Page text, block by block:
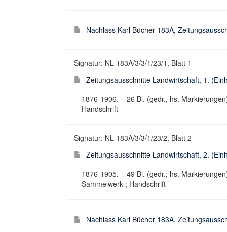
Nachlass Karl Bücher 183A,
Signatur: NL 183A/3/3/1/23/1, Blatt 1
Zeitungsausschnitte Landwirtschaft, 1.
1876-1906. – 26 Bl. (gedr., hs.
Handschrift
Signatur: NL 183A/3/3/1/23/2, Blatt 2
Zeitungsausschnitte Landwirtschaft, 2.
1876-1905. – 49 Bl. (gedr.; hs.
Sammelwerk ; Handschrift
Nachlass Karl Bücher 183A,